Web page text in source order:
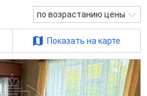
по возрастанию цены
Показать на карте